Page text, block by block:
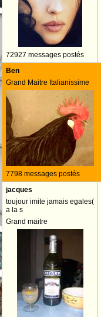
72927 messages postés
Ben
Grand Maitre Italianissime
7798 messages postés
jacques
toujour imite jamais egales(
a la s
Grand maitre